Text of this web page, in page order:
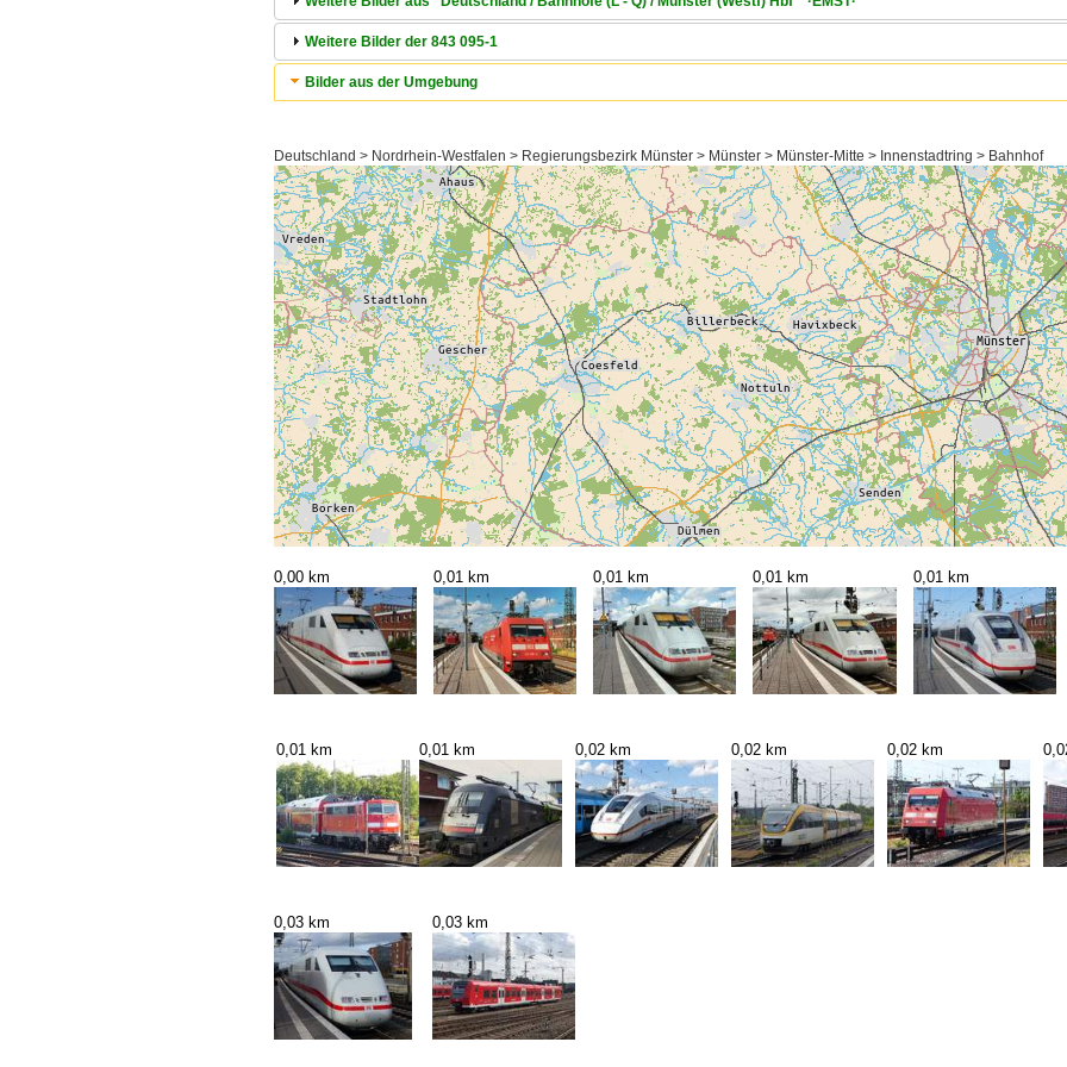
Weitere Bilder der 843 095-1
Bilder aus der Umgebung
Deutschland > Nordrhein-Westfalen > Regierungsbezirk Münster > Münster > Münster-Mitte > Innenstadtring > Bahnhof
0,00 km 0,01 km 0,01 km 0,01 km 0,01 km
0,01 km 0,01 km 0,02 km 0,02 km 0,02 km
0,03 km 0,03 km